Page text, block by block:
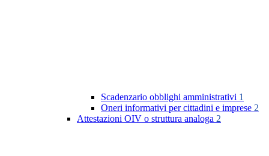
Scadenzario obblighi amministrativi 1
Oneri informativi per cittadini e imprese 2
Attestazioni OIV o struttura analoga 2